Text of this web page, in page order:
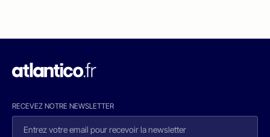
RECEVEZ NOTRE NEWSLETTER